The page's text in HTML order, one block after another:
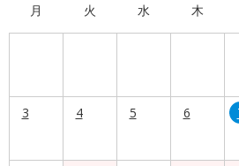
月 火 水 木
3 4 5 6